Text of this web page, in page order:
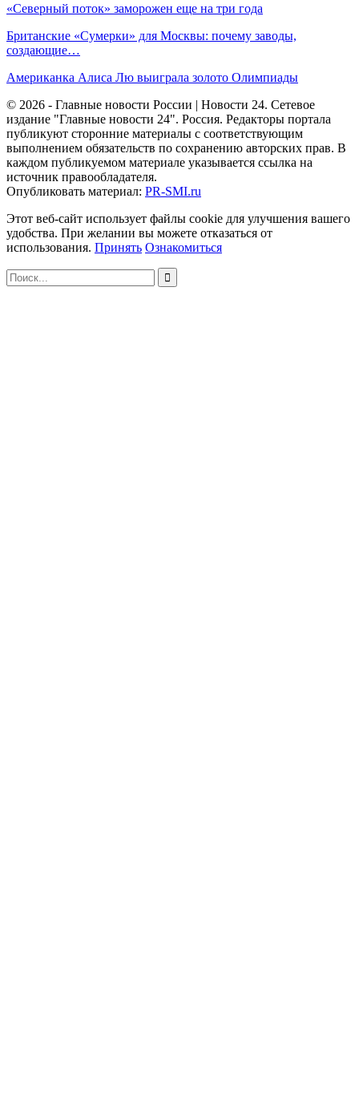
«Северный поток» заморожен еще на три года
Британские «Сумерки» для Москвы: почему заводы,
создающие…
Американка Алиса Лю выиграла золото Олимпиады
© 2026 - Главные новости России | Новости 24. Сетевое
издание "Главные новости 24". Россия. Редакторы портала
публикуют сторонние материалы с соответствующим
выполнением обязательств по сохранению авторских прав. В
каждом публикуемом материале указывается ссылка на
источник правообладателя.
Опубликовать материал: PR-SMI.ru
Этот веб-сайт использует файлы cookie для улучшения вашего
удобства. При желании вы можете отказаться от
использования. Принять Ознакомиться